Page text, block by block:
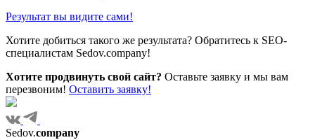
Результат вы видите сами!
Хотите добиться такого же результата? Обратитесь к SEO-
специалистам Sedov.company!
Хотите продвинуть свой сайт? Оставьте заявку и мы вам
перезвоним! Оставить заявку!
Sedov.company